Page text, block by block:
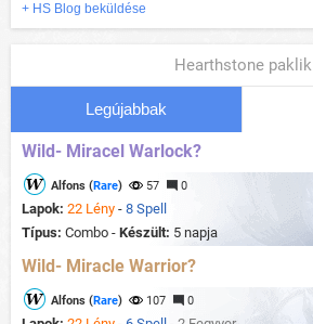
+ HS Blog beküldése
Hearthstone paklik
Legújabbak
Wild- Miracel Warlock?
Alfons (Rare) 57 0
Lapok: 22 Lény - 8 Spell
Típus: Combo - Készült: 5 napja
Wild- Miracle Warrior?
Alfons (Rare) 107 0